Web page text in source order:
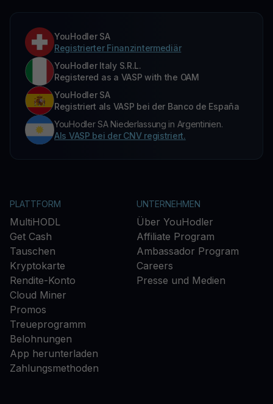
YouHodler SA
Registrierter Finanzintermediär
YouHodler Italy S.R.L.
Registered as a VASP with the OAM
YouHodler SA
Registriert als VASP bei der Banco de España
YouHodler SA Niederlassung in Argentinien.
Als VASP bei der CNV registriert.
PLATTFORM
MultiHODL
Get Cash
Tauschen
Kryptokarte
Rendite-Konto
Cloud Miner
Promos
Treueprogramm
Belohnungen
App herunterladen
Zahlungsmethoden
UNTERNEHMEN
Über YouHodler
Affiliate Program
Ambassador Program
Careers
Presse und Medien